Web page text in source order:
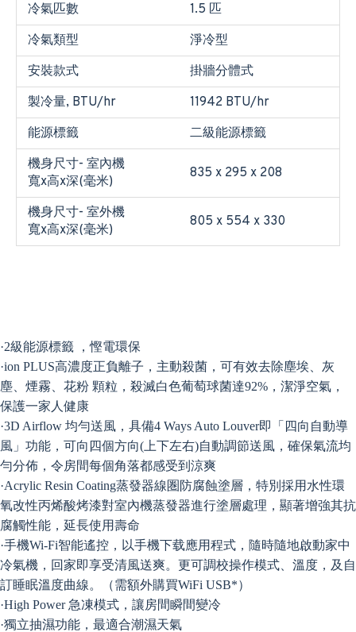
冷氣匹數
1.5 匹
冷氣類型
淨冷型
安裝款式
掛牆分體式
製冷量, BTU/hr
11942 BTU/hr
能源標籤
二級能源標籤
機身尺寸- 室內機
寬x高x深(毫米)
835 x 295 x 208
機身尺寸- 室外機
寬x高x深(毫米)
805 x 554 x 330
·2級能源標籤 ，慳電環保
·ion PLUS高濃度正負離子，主動殺菌，可有效去除塵埃、灰
塵、煙霧、花粉 顆粒，殺滅白色葡萄球菌達92%，潔淨空氣，
保護一家人健康
·3D Airflow 均勻送風，具備4 Ways Auto Louver即「四向自動導
風」功能，可向四個方向(上下左右)自動調節送風，確保氣流均
勻分佈，令房間每個角落都感受到涼爽
·Acrylic Resin Coating蒸發器線圏防腐蝕塗層，特別採用水性環
氧改性丙烯酸烤漆對室內機蒸發器進行塗層處理，顯著增強其抗
腐觸性能，延長使用壽命
·手機Wi-Fi智能遙控，以手機下载應用程式，隨時隨地啟動家中
冷氣機，回家即享受清風送爽。更可調校操作模式、溫度，及自
訂睡眠溫度曲線。（需額外購買WiFi USB*）
·High Power 急凍模式，讓房間瞬間變冷
·獨立抽濕功能，最適合潮濕天氣